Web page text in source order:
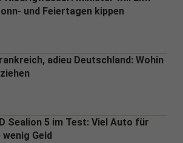
und Feiertagen kippen
adieu Deutschland: Wohin
Sealion 5 im Test: Viel Auto für
Geld